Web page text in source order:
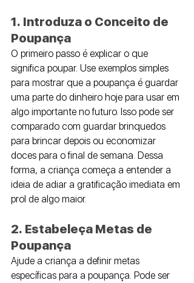
1. Introduza o Conceito de
Poupança
O primeiro passo é explicar o que
significa poupar. Use exemplos simples
para mostrar que a poupança é guardar
uma parte do dinheiro hoje para usar em
algo importante no futuro. Isso pode ser
comparado com guardar brinquedos
para brincar depois ou economizar
doces para o final de semana. Dessa
forma, a criança começa a entender a
ideia de adiar a gratificação imediata em
prol de algo maior.
2. Estabeleça Metas de
Poupança
Ajude a criança a definir metas
específicas para a poupança. Pode ser